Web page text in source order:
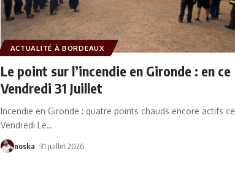
ACTUALITÉ À BORDEAUX
Le point sur l’incendie en Gironde : en ce
Vendredi 31 Juillet
Incendie en Gironde : quatre points chauds encore actifs ce
Vendredi Le…
noska 31 juillet 2026